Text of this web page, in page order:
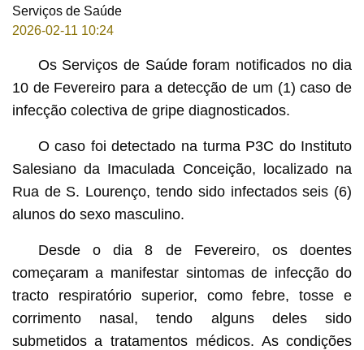
Serviços de Saúde
2026-02-11 10:24
Os Serviços de Saúde foram notificados no dia
10 de Fevereiro para a detecção de um (1) caso de
infecção colectiva de gripe diagnosticados.
O caso foi detectado na turma P3C do Instituto
Salesiano da Imaculada Conceição, localizado na
Rua de S. Lourenço, tendo sido infectados seis (6)
alunos do sexo masculino.
Desde o dia 8 de Fevereiro, os doentes
começaram a manifestar sintomas de infecção do
tracto respiratório superior, como febre, tosse e
corrimento nasal, tendo alguns deles sido
submetidos a tratamentos médicos. As condições